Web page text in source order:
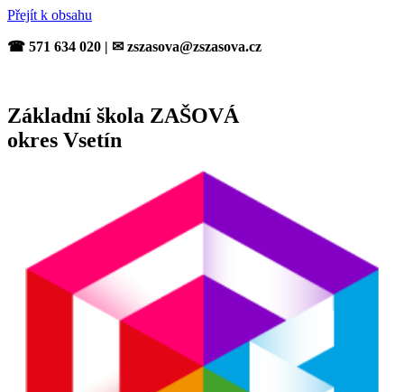
Přejít k obsahu
☎ 571 634 020 | ✉ zszasova@zszasova.cz
Základní škola ZAŠOVÁ
okres Vsetín